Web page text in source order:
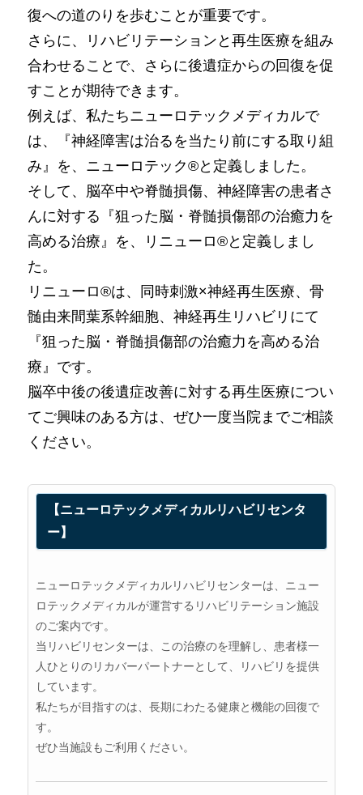
復への道のりを歩むことが重要です。
さらに、リハビリテーションと再生医療を組み
合わせることで、さらに後遺症からの回復を促
すことが期待できます。
例えば、私たちニューロテックメディカルで
は、『神経障害は治るを当たり前にする取り組
み』を、ニューロテック®と定義しました。
そして、脳卒中や脊髄損傷、神経障害の患者さ
んに対する『狙った脳・脊髄損傷部の治癒力を
高める治療』を、リニューロ®と定義しまし
た。
リニューロ®は、同時刺激×神経再生医療、骨
髄由来間葉系幹細胞、神経再生リハビリにて
『狙った脳・脊髄損傷部の治癒力を高める治
療』です。
脳卒中後の後遺症改善に対する再生医療につい
てご興味のある方は、ぜひ一度当院までご相談
ください。
【ニューロテックメディカルリハビリセンタ
ー】
ニューロテックメディカルリハビリセンターは、ニュー
ロテックメディカルが運営するリハビリテーション施設
のご案内です。
当リハビリセンターは、この治療のを理解し、患者様一
人ひとりのリカバーパートナーとして、リハビリを提供
しています。
私たちが目指すのは、長期にわたる健康と機能の回復で
す。
ぜひ当施設もご利用ください。